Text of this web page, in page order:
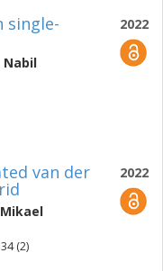
2022
single-
Nabil
2022
van der
(2)